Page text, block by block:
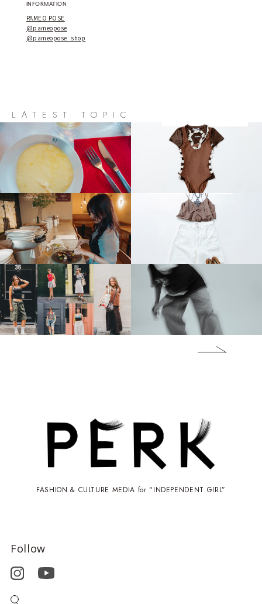
INFORMATION
PAMEO POSE
@pameopose
@pameopose_shop
LATEST TOPIC
FASHION & CULTURE MEDIA for “INDEPENDENT GIRL”
Follow